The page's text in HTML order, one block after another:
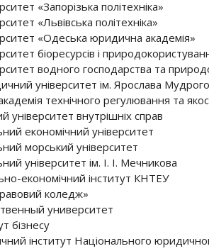
«Запорізька політехніка»
«Львівська політехніка»
«Одеська юридична академія»
біоресурсів і
водного господарства та
університет ім. Ярослава Мудрого
технічного регулювання та
внутрішніх справ
економічний університет
морський університет
університет ім. І. І. Мечникова
економічний інститут КНТЕУ
коледж»
университет
бізнесу
інститут Національного